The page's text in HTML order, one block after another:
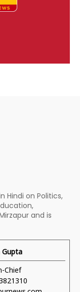
Hindi on Politics,
and is
Gupta
Chief